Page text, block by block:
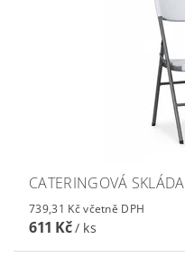
CATERINGOVÁ
739,31 Kč včetně DPH
611 Kč/ ks